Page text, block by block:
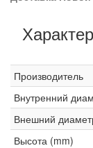
Производитель
Внутренний
Внешний
Высота (mm)